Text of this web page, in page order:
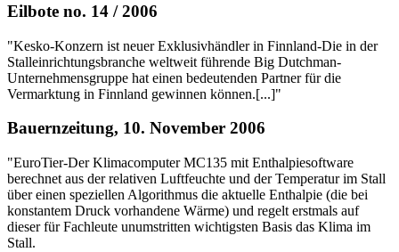
Eilbote no. 14 / 2006
"Kesko-Konzern ist neuer Exklusivhändler in Finnland-Die in der
Stalleinrichtungsbranche weltweit führende Big Dutchman-
Unternehmensgruppe hat einen bedeutenden Partner für die
Vermarktung in Finnland gewinnen können.[...]"
Bauernzeitung, 10. November 2006
"EuroTier-Der Klimacomputer MC135 mit Enthalpiesoftware
berechnet aus der relativen Luftfeuchte und der Temperatur im Stall
über einen speziellen Algorithmus die aktuelle Enthalpie (die bei
konstantem Druck vorhandene Wärme) und regelt erstmals auf
dieser für Fachleute unumstritten wichtigsten Basis das Klima im
Stall.